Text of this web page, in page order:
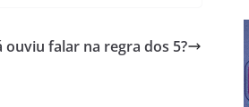
ouviu falar na regra dos 5?